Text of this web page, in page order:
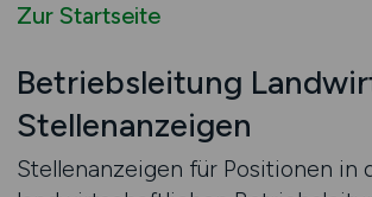
Zur Startseite
Betriebsleitung
Stellenanzeigen
Stellenanzeigen für Positionen in